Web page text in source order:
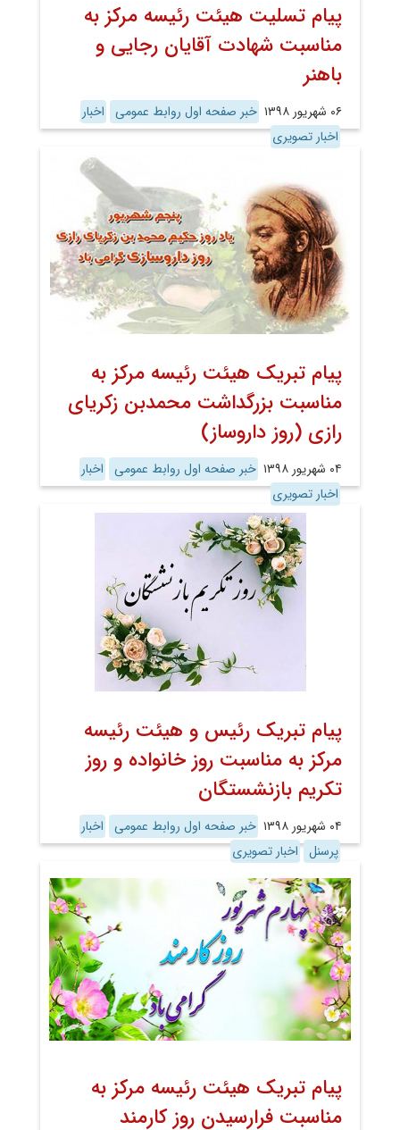
پیام تسلیت هیئت رئیسه مرکز به
مناسبت شهادت آقایان رجایی و
باهنر
۰۶ شهریور ۱۳۹۸ خبر صفحه اول روابط عمومی اخبار
اخبار تصویری
پیام تبریک هیئت رئیسه مرکز به
مناسبت بزرگداشت محمدبن زکریای
رازی (روز داروساز)
۰۴ شهریور ۱۳۹۸ خبر صفحه اول روابط عمومی اخبار
اخبار تصویری
پیام تبریک رئیس و هیئت رئیسه
مرکز به مناسبت روز خانواده و روز
تکریم بازنشستگان
۰۴ شهریور ۱۳۹۸ خبر صفحه اول روابط عمومی اخبار
پرسنل اخبار تصویری
پیام تبریک هیئت رئیسه مرکز به
مناسبت فرارسیدن روز کارمند